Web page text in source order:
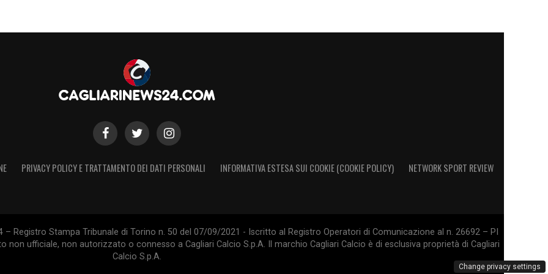
PRIVACY POLICY E TRATTAMENTO DEI DATI PERSONALI INFORMATIVA ESTESA SUI COOKIE (COOKIE POLICY) NETWORK SPORT REVIEW
Registro Stampa Tribunale di Torino n. 50 del 07/09/2021 - Iscritto al Registro Operatori di Comunicazione al n. 26692 – PI
non ufficiale, non autorizzato o connesso a Cagliari Calcio S.p.A. Il marchio Cagliari Calcio è di esclusiva proprietà di Cagliari
Calcio S.p.A.
Change privacy settings